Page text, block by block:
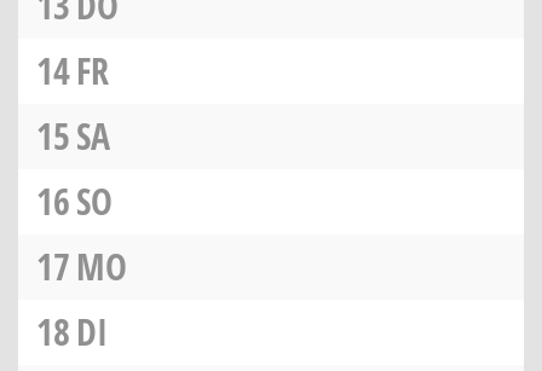
14FR
15SA
16SO
17MO
18DI